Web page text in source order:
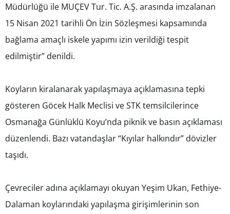
Müdürlüğü ile MUÇEV Tur. Tic. A.Ş. arasında imzalanan
15 Nisan 2021 tarihli Ön İzin Sözleşmesi kapsamında
bağlama amaçlı iskele yapımı izin verildiği tespit
edilmiştir” denildi.
Koyların kiralanarak yapılaşmaya açıklamasına tepki
gösteren Göcek Halk Meclisi ve STK temsilcilerince
Osmanağa Günlüklü Koyu’nda piknik ve basın açıklaması
düzenlendi. Bazı vatandaşlar “Kıyılar halkındır” dövizler
taşıdı.
Çevreciler adına açıklamayı okuyan Yeşim Ukan, Fethiye-
Dalaman koylarındaki yapılaşma girişimlerinin son